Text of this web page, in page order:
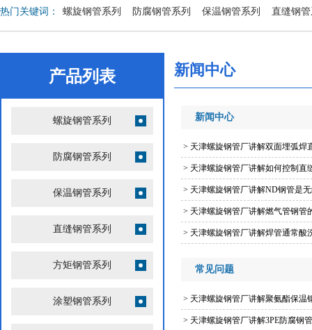
热门关键词： 螺旋钢管系列 防腐钢管系列 保温钢管系列 直缝钢
产品列表
螺旋钢管系列
防腐钢管系列
保温钢管系列
直缝钢管系列
方矩钢管系列
涂塑钢管系列
新闻中心
新闻中心
> 天津螺旋钢管厂讲解双面埋弧焊
> 天津螺旋钢管厂讲解如何控制直
> 天津螺旋钢管厂讲解ND钢管是
> 天津螺旋钢管厂讲解燃气管钢管
> 天津螺旋钢管厂讲解焊管通常酸
常见问题
> 天津螺旋钢管厂讲解聚氨酯保温
> 天津螺旋钢管厂讲解3PE防腐钢